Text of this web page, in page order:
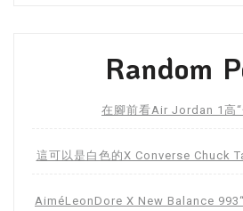
Random
在腳前看Air Jordan 1高“
這可以是白色的X Converse Chuck
AiméLeonDore X New Balance